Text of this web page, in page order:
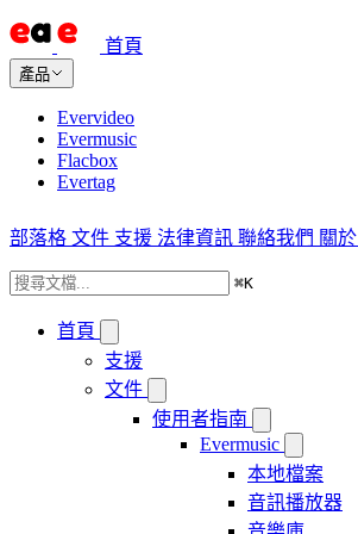
首頁
產品
Evervideo
Evermusic
Flacbox
Evertag
部落格 文件 支援 法律資訊 聯絡我們 關於
⌘K
首頁
支援
文件
使用者指南
Evermusic
本地檔案
音訊播放器